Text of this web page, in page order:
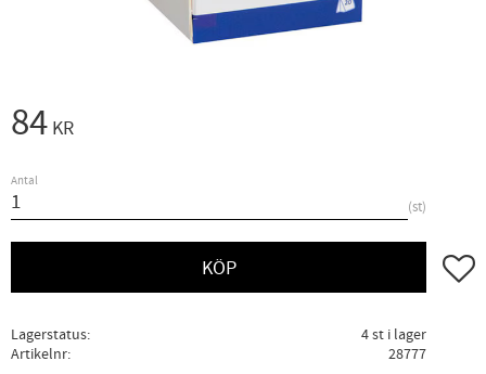
84 KR
Antal
st
KÖP Lägg
Lagerstatus
4 st i lager
Artikelnr
28777